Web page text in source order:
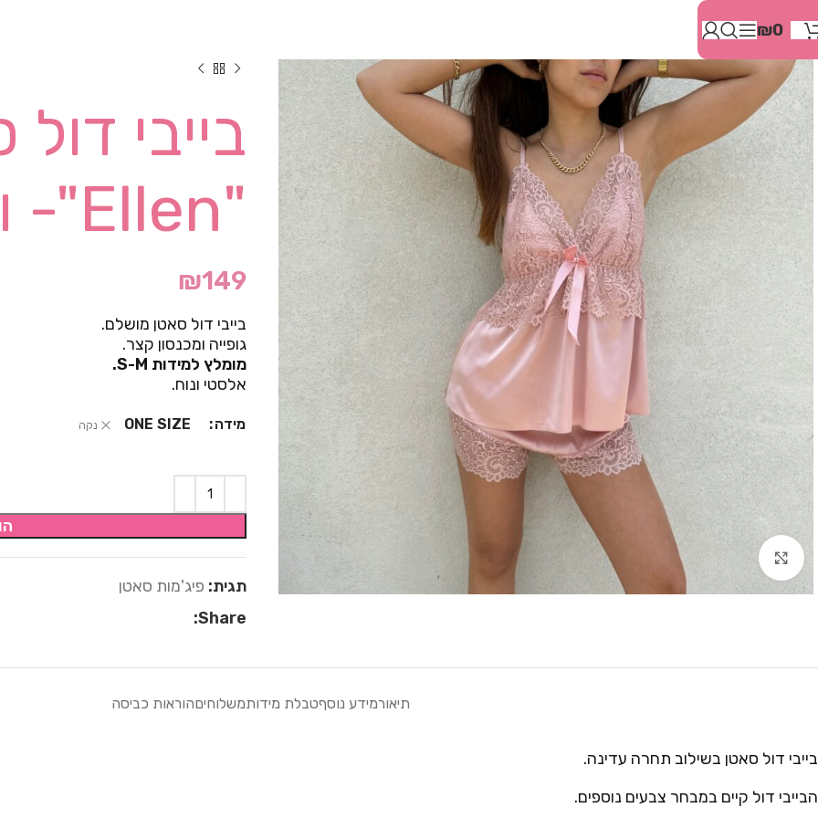
זֶה
מַעֲרֶכֶת
"המרכז
הישראלי
לְהַנְגָּשָׁת
אָתָרִים".
הַמְּסַיַּעַת
לִנְגִישׁוּת
הָאֲתָר.
לִפְתִיחַת
תַּפְרִיט
הֵנְּגִישׁוּת
לְחַץ
ALT+0
₪0
Click to enlarge
בייבי
"Ellen"- ורוד
₪149
בייבי דול סאטן מושלם.
גופייה ומכנסון קצר.
מומלץ למידות S-M.
אלסטי ונוח.
מידה ONE SIZE נקה
תגית: פיג'מות סאטן
Share:
תיאורמידע נוסףטבלת מידותמשלוחיםהוראות כביסה
בייבי דול סאטן בשילוב תחרה עדינה.
הבייבי דול קיים במבחר צבעים נוספים.